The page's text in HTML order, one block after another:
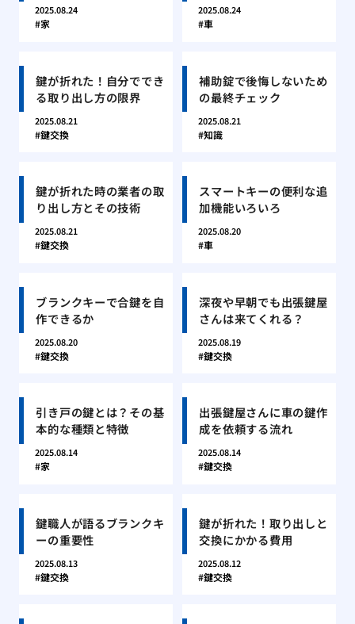
2025.08.24
家
2025.08.24
車
鍵が折れた！自分ででき
る取り出し方の限界
2025.08.21
鍵交換
補助錠で後悔しないため
の最終チェック
2025.08.21
知識
鍵が折れた時の業者の取
り出し方とその技術
2025.08.21
鍵交換
スマートキーの便利な追
加機能いろいろ
2025.08.20
車
ブランクキーで合鍵を自
作できるか
2025.08.20
鍵交換
深夜や早朝でも出張鍵屋
さんは来てくれる？
2025.08.19
鍵交換
引き戸の鍵とは？その基
本的な種類と特徴
2025.08.14
家
出張鍵屋さんに車の鍵作
成を依頼する流れ
2025.08.14
鍵交換
鍵職人が語るブランクキ
ーの重要性
2025.08.13
鍵交換
鍵が折れた！取り出しと
交換にかかる費用
2025.08.12
鍵交換